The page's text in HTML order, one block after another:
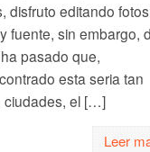
disfruto editando
fuente, sin embargo,
pasado que,
esta seria tan
ciudades, el […]
Leer